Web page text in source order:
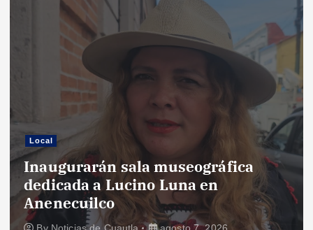
Local
Inaugurarán sala museográfica
dedicada a Lucino Luna en
Anenecuilco